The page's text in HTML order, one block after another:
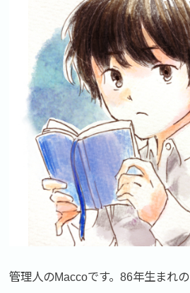
管理人のMaccoです。86年生まれの